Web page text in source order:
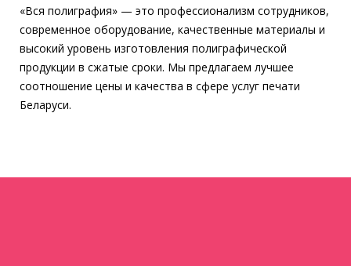
«Вся полиграфия» — это профессионализм сотрудников,
современное оборудование, качественные материалы и
высокий уровень изготовления полиграфической
продукции в сжатые сроки. Мы предлагаем лучшее
соотношение цены и качества в сфере услуг печати
Беларуси.